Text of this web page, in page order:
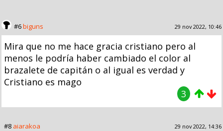
#6biguns 29 nov 2022, 10:46
Mira que no me hace gracia cristiano pero al
menos le podría haber cambiado el color al
brazalete de capitán o al igual es verdad y
Cristiano es mago
3
#8 aiarakoa 29 nov 2022, 14:36